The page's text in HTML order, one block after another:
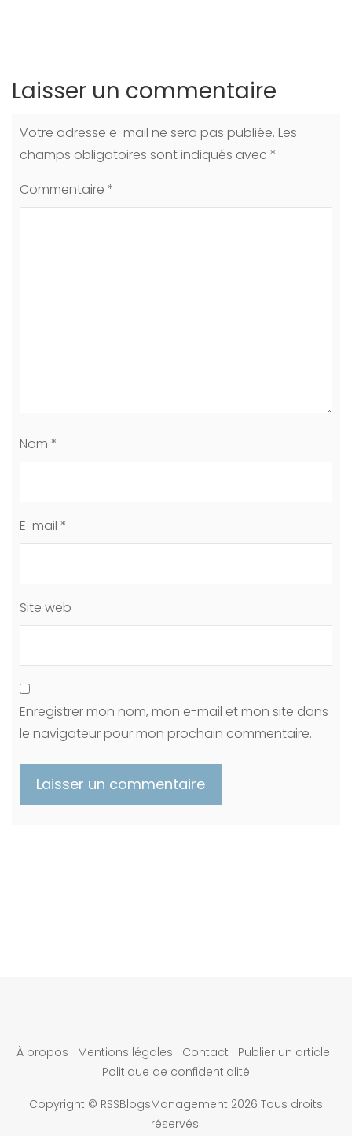
Laisser un commentaire
Votre adresse e-mail ne sera pas publiée. Les
champs obligatoires sont indiqués avec *
Commentaire *
Nom *
E-mail *
Site web
Enregistrer mon nom, mon e-mail et mon site dans
le navigateur pour mon prochain commentaire.
À propos Mentions légales Contact
Publier un article
Politique de confidentialité
Copyright © RSSBlogsManagement 2026 Tous droits
réservés.